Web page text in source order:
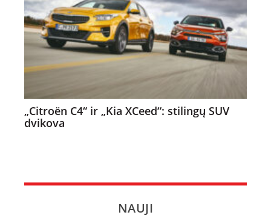
„Citroën C4“ ir „Kia XCeed“: stilingų SUV
dvikova
NAUJI